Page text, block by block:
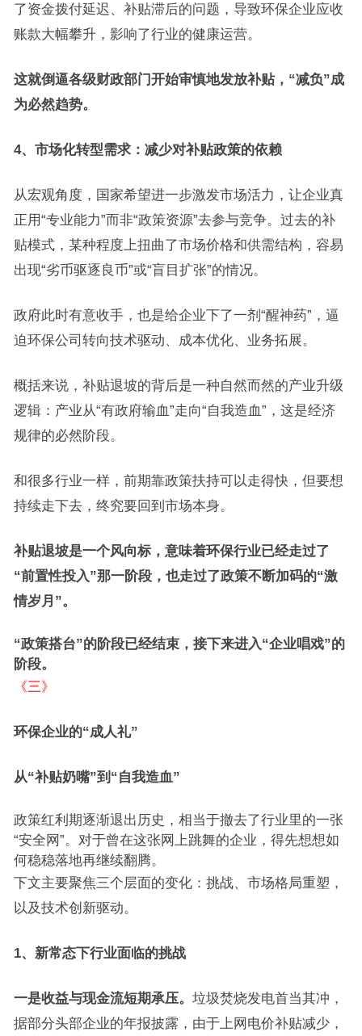
了资金拨付延迟、补贴滞后的问题，导致环保企业应收
账款大幅攀升，影响了行业的健康运营。
这就倒逼各级财政部门开始审慎地发放补贴，“减负”成
为必然趋势。
4、市场化转型需求：减少对补贴政策的依赖
从宏观角度，国家希望进一步激发市场活力，让企业真
正用“专业能力”而非“政策资源”去参与竞争。过去的补
贴模式，某种程度上扭曲了市场价格和供需结构，容易
出现“劣币驱逐良币”或“盲目扩张”的情况。
政府此时有意收手，也是给企业下了一剂“醒神药”，逼
迫环保公司转向技术驱动、成本优化、业务拓展。
概括来说，补贴退坡的背后是一种自然而然的产业升级
逻辑：产业从“有政府输血”走向“自我造血”，这是经济
规律的必然阶段。
和很多行业一样，前期靠政策扶持可以走得快，但要想
持续走下去，终究要回到市场本身。
补贴退坡是一个风向标，意味着环保行业已经走过了
“前置性投入”那一阶段，也走过了政策不断加码的“激
情岁月”。
“政策搭台”的阶段已经结束，接下来进入“企业唱戏”的
阶段。
《三》
环保企业的“成人礼”
从“补贴奶嘴”到“自我造血”
政策红利期逐渐退出历史，相当于撤去了行业里的一张
“安全网”。对于曾在这张网上跳舞的企业，得先想想如
何稳稳落地再继续翻腾。
下文主要聚焦三个层面的变化：挑战、市场格局重塑，
以及技术创新驱动。
1、新常态下行业面临的挑战
一是收益与现金流短期承压。 垃圾焚烧发电首当其冲，
据部分头部企业的年报披露，由于上网电价补贴减少，